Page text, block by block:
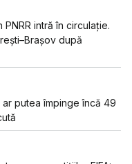
intră în circulație.
după
ar putea împinge încă 49